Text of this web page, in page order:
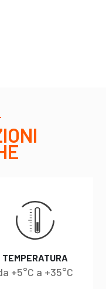
TEMPERATURA
+5°C a +35°C